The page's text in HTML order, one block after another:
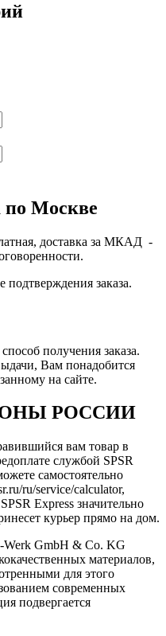
по Москве
доставка за МКАД -
подтверждения заказа.
получения заказа.
Вам понадобится
на сайте.
РОССИИ
вам товар в
службой SPSR
самостоятельно
ru/service/calculator,
Express значительно
курьер прямо на дом.
Werk GmbH & Со. KG
материалов,
для этого
современных
подвергается